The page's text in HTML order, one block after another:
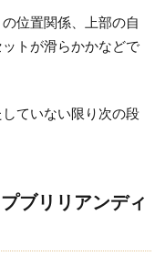
位置関係、上部の自
トが滑らかかなどで
ていない限り次の段
ブリリアンディ